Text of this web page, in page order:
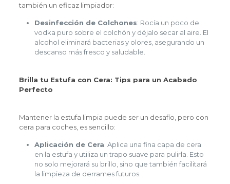
también un eficaz limpiador:
Desinfección de Colchones: Rocía un poco de
vodka puro sobre el colchón y déjalo secar al aire. El
alcohol eliminará bacterias y olores, asegurando un
descanso más fresco y saludable.
Brilla tu Estufa con Cera: Tips para un Acabado
Perfecto
Mantener la estufa limpia puede ser un desafío, pero con
cera para coches, es sencillo:
Aplicación de Cera: Aplica una fina capa de cera
en la estufa y utiliza un trapo suave para pulirla. Esto
no solo mejorará su brillo, sino que también facilitará
la limpieza de derrames futuros.